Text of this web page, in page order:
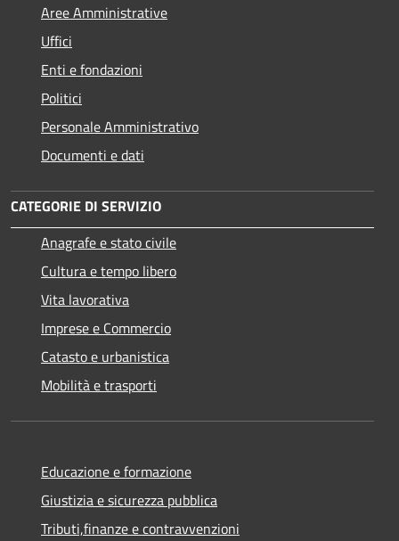
Aree Amministrative
Uffici
Enti e fondazioni
Politici
Personale Amministrativo
Documenti e dati
CATEGORIE DI SERVIZIO
Anagrafe e stato civile
Cultura e tempo libero
Vita lavorativa
Imprese e Commercio
Catasto e urbanistica
Mobilità e trasporti
Educazione e formazione
Giustizia e sicurezza pubblica
Tributi,finanze e contravvenzioni